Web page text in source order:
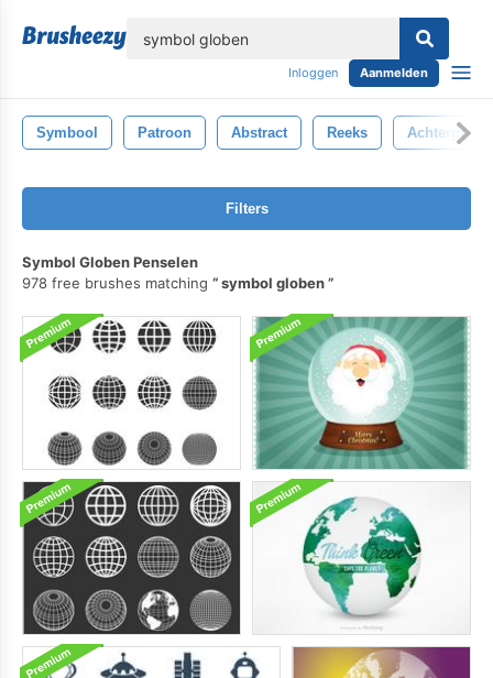
Inloggen Aanmelden
Symbool Patroon Abstract Reeks Achtergrond
Filters
Symbol Globen Penselen
978 free brushes matching
symbol globen